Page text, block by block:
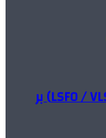
تأثیر سوخت‌های کم‌گوگرد (LSFO / VLSFO) بر